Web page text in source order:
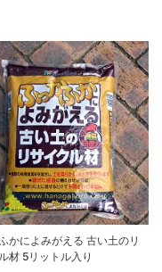
かによみがえる 古い土のリ
材 5リットル入り